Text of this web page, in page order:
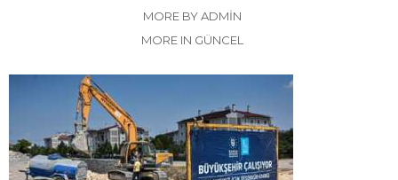
MORE BY ADMIN
MORE IN GÜNCEL